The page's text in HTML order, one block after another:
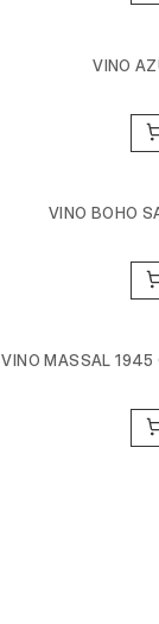
VINO
VINO BOHO
VINO MASSAL 1945